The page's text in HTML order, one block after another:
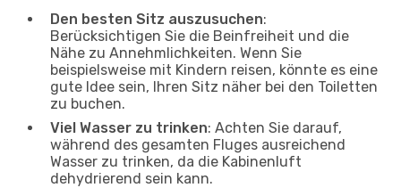
Den besten Sitz auszusuchen:
Berücksichtigen Sie die Beinfreiheit und die
Nähe zu Annehmlichkeiten. Wenn Sie
beispielsweise mit Kindern reisen, könnte es eine
gute Idee sein, Ihren Sitz näher bei den Toiletten
zu buchen.
Viel Wasser zu trinken: Achten Sie darauf,
während des gesamten Fluges ausreichend
Wasser zu trinken, da die Kabinenluft
dehydrierend sein kann.